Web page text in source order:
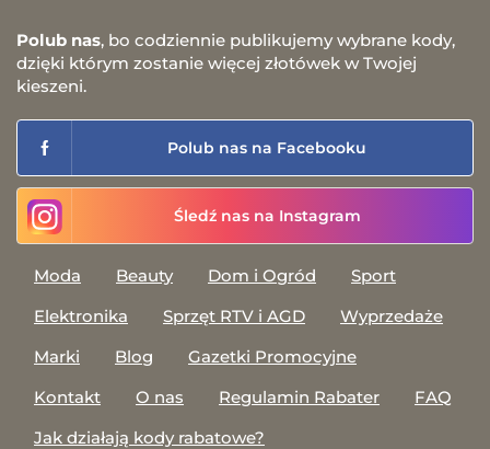
Polub nas, bo codziennie publikujemy wybrane kody,
dzięki którym zostanie więcej złotówek w Twojej
kieszeni.
Polub nas na Facebooku
Śledź nas na Instagram
Moda Beauty Dom i Ogród
Sport
Elektronika
Sprzęt RTV i AGD
Wyprzedaże
Marki
Blog
Gazetki Promocyjne
Kontakt
O nas Regulamin Rabater
FAQ
Jak działają kody rabatowe?